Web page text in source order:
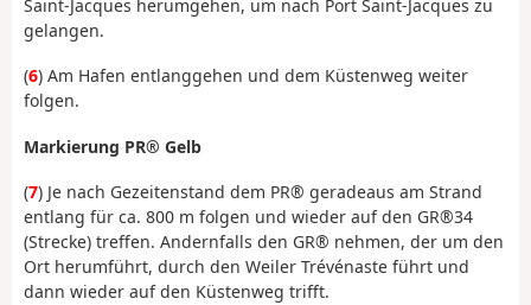
Saint-Jacques herumgehen, um nach Port Saint-Jacques zu
gelangen.
(6) Am Hafen entlanggehen und dem Küstenweg weiter
folgen.
Markierung PR® Gelb
(7) Je nach Gezeitenstand dem PR® geradeaus am Strand
entlang für ca. 800 m folgen und wieder auf den GR®34
(Strecke) treffen. Andernfalls den GR® nehmen, der um den
Ort herumführt, durch den Weiler Trévénaste führt und
dann wieder auf den Küstenweg trifft.